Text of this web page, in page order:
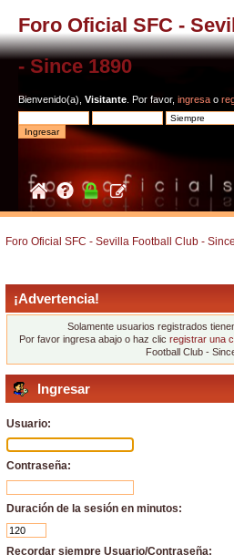
Foro Oficial SFC -
- Since 1890
Bienvenido(a), Visitante . Por favor, ingresa o
Foro Oficial SFC - Sevilla Football Club -
¡Advertencia!
Solamente usuarios registrados
Por favor ingresa abajo o haz clic registrar una
Football Club -
Ingresar
Usuario:
Contraseña:
Duración de la sesión en minutos:
Recordar siempre Usuario/Contraseña: